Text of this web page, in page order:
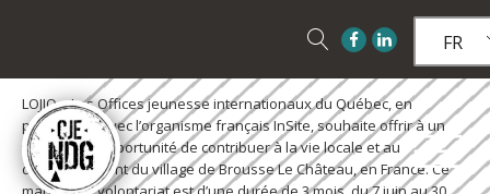
FR
LOJIQ – Les Offices jeunesse internationaux du Québec, en
partenariat avec l’organisme français InSite, souhaite offrir à un
volontaire l’opportunité de contribuer à la vie locale et au
développement du village de Brousse Le Château, en France. Ce